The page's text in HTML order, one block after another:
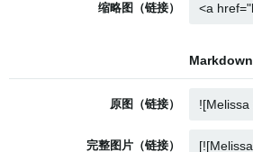
缩略图（链接）
Markdown
原图（链接）
完整图片（链接）